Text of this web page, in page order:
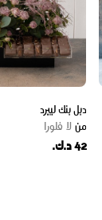
دبل بنك لييرد
من لا فلورا
42 د.ك.